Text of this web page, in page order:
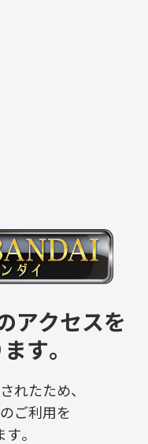
アクセスを
す。
れたため、
ご利用を
。